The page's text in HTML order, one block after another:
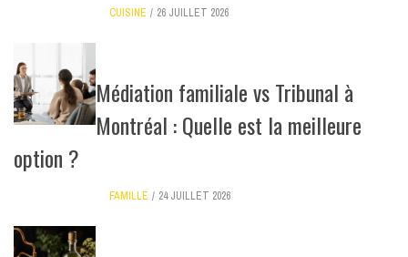
CUISINE 26 JUILLET 2026
Médiation familiale vs Tribunal à
Montréal : Quelle est la meilleure
option ?
FAMILLE 24 JUILLET 2026